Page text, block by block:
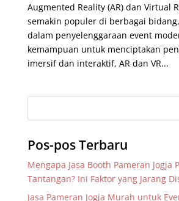
Augmented Reality (AR) dan Virtual
semakin populer di berbagai
dalam penyelenggaraan event
kemampuan untuk menciptakan
imersif dan interaktif, AR dan VR...
Pos-pos Terbaru
Mengapa Jasa Booth Pameran Jogja
Tantangan? Ini Faktor yang Jarang
Jasa Pameran Jogja Murah untuk